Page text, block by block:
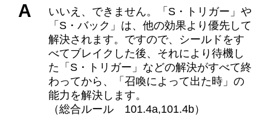
A
いいえ、できません。「S・トリガー」や
「S・バック」は、他の効果より優先して
解決されます。ですので、シールドをす
べてブレイクした後、それにより待機し
た「S・トリガー」などの解決がすべて終
わってから、「召喚によって出た時」の
能力を解決します。
（総合ルール 101.4a,101.4b）